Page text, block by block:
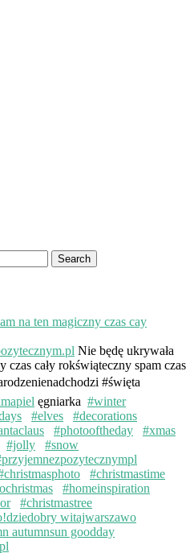
Nie będę ukrywała
czas cały rokświąteczny spam czas
#święta
ęgniarka #winter
#elves
#decorations
#photooftheday
#xmas
#jolly
#snow
#christmastime
#homeinspiration
#christmastree